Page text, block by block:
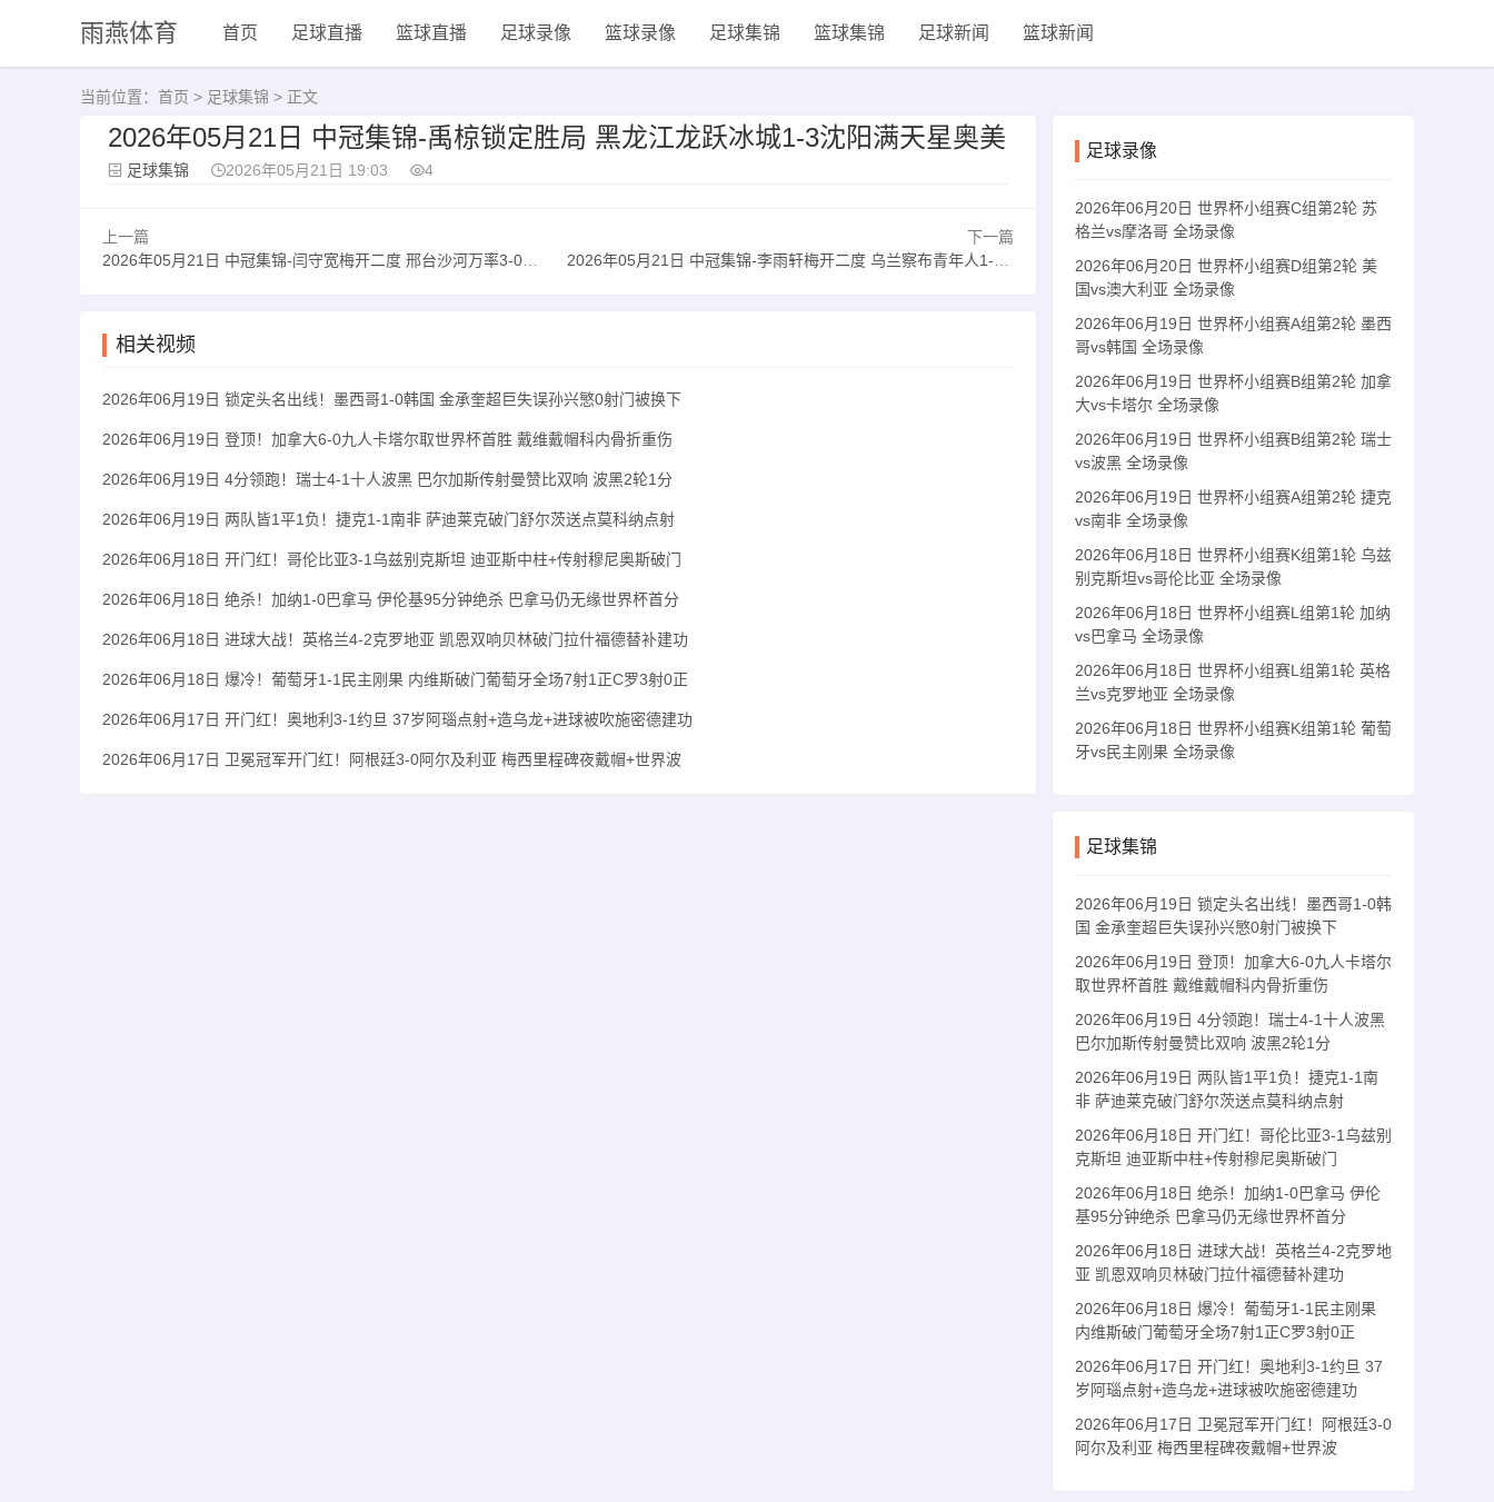
雨燕体育 首页 足球直播 篮球直播 足球录像 篮球录像 足球集锦 篮球集锦 足球新闻 篮球新闻
当前位置： 首页 > 足球集锦 > 正文
2026年05月21日 中冠集锦-禹椋锁定胜局 黑龙江龙跃冰城1-3沈阳满天星奥美
足球集锦 2026年05月21日 19:03 4
上一篇
2026年05月21日 中冠集锦-闫守宽梅开二度 邢台沙河万率3-0本溪清帆
下一篇
2026年05月21日 中冠集锦-李雨轩梅开二度 乌兰察布青年人1-6北京鹏瑞通程
相关视频
2026年06月19日 锁定头名出线！墨西哥1-0韩国 金承奎超巨失误孙兴慜0射门被换下
2026年06月19日 登顶！加拿大6-0九人卡塔尔取世界杯首胜 戴维戴帽科内骨折重伤
2026年06月19日 4分领跑！瑞士4-1十人波黑 巴尔加斯传射曼赞比双响 波黑2轮1分
2026年06月19日 两队皆1平1负！捷克1-1南非 萨迪莱克破门舒尔茨送点莫科纳点射
2026年06月18日 开门红！哥伦比亚3-1乌兹别克斯坦 迪亚斯中柱+传射穆尼奥斯破门
2026年06月18日 绝杀！加纳1-0巴拿马 伊伦基95分钟绝杀 巴拿马仍无缘世界杯首分
2026年06月18日 进球大战！英格兰4-2克罗地亚 凯恩双响贝林破门拉什福德替补建功
2026年06月18日 爆冷！葡萄牙1-1民主刚果 内维斯破门葡萄牙全场7射1正C罗3射0正
2026年06月17日 开门红！奥地利3-1约旦 37岁阿瑙点射+造乌龙+进球被吹施密德建功
2026年06月17日 卫冕冠军开门红！阿根廷3-0阿尔及利亚 梅西里程碑夜戴帽+世界波
足球录像
2026年06月20日 世界杯小组赛C组第2轮 苏
格兰vs摩洛哥 全场录像
2026年06月20日 世界杯小组赛D组第2轮 美
国vs澳大利亚 全场录像
2026年06月19日 世界杯小组赛A组第2轮 墨西
哥vs韩国 全场录像
2026年06月19日 世界杯小组赛B组第2轮 加拿
大vs卡塔尔 全场录像
2026年06月19日 世界杯小组赛B组第2轮 瑞士
vs波黑 全场录像
2026年06月19日 世界杯小组赛A组第2轮 捷克
vs南非 全场录像
2026年06月18日 世界杯小组赛K组第1轮 乌兹
别克斯坦vs哥伦比亚 全场录像
2026年06月18日 世界杯小组赛L组第1轮 加纳
vs巴拿马 全场录像
2026年06月18日 世界杯小组赛L组第1轮 英格
兰vs克罗地亚 全场录像
2026年06月18日 世界杯小组赛K组第1轮 葡萄
牙vs民主刚果 全场录像
足球集锦
2026年06月19日 锁定头名出线！墨西哥1-0韩
国 金承奎超巨失误孙兴慜0射门被换下
2026年06月19日 登顶！加拿大6-0九人卡塔尔
取世界杯首胜 戴维戴帽科内骨折重伤
2026年06月19日 4分领跑！瑞士4-1十人波黑
巴尔加斯传射曼赞比双响 波黑2轮1分
2026年06月19日 两队皆1平1负！捷克1-1南
非 萨迪莱克破门舒尔茨送点莫科纳点射
2026年06月18日 开门红！哥伦比亚3-1乌兹别
克斯坦 迪亚斯中柱+传射穆尼奥斯破门
2026年06月18日 绝杀！加纳1-0巴拿马 伊伦
基95分钟绝杀 巴拿马仍无缘世界杯首分
2026年06月18日 进球大战！英格兰4-2克罗地
亚 凯恩双响贝林破门拉什福德替补建功
2026年06月18日 爆冷！葡萄牙1-1民主刚果
内维斯破门葡萄牙全场7射1正C罗3射0正
2026年06月17日 开门红！奥地利3-1约旦 37
岁阿瑙点射+造乌龙+进球被吹施密德建功
2026年06月17日 卫冕冠军开门红！阿根廷3-0
阿尔及利亚 梅西里程碑夜戴帽+世界波